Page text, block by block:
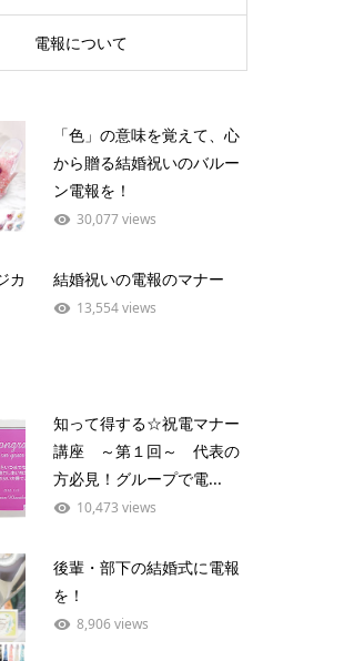
電報について
「色」の意味を覚えて、心
から贈る結婚祝いのバルー
ン電報を！
30,077 views
結婚祝いの電報のマナー
13,554 views
知って得する☆祝電マナー
講座 ～第１回～ 代表の
方必見！グループで電...
10,473 views
後輩・部下の結婚式に電報
を！
8,906 views